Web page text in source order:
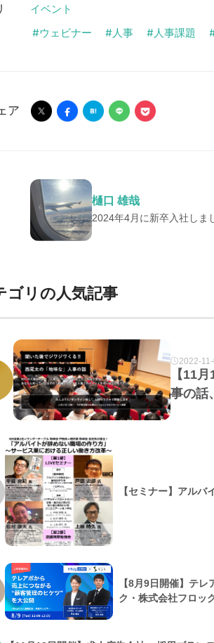
イベント
ウェビナー 人事 人事課題
ア
樋口 雄哉
2024年4月に新卒入社しま
ゴリの人気記事
2022-
【11
事の話
【セミナー】アル
【8月9日開催】テ
ク・株式会社フロッ